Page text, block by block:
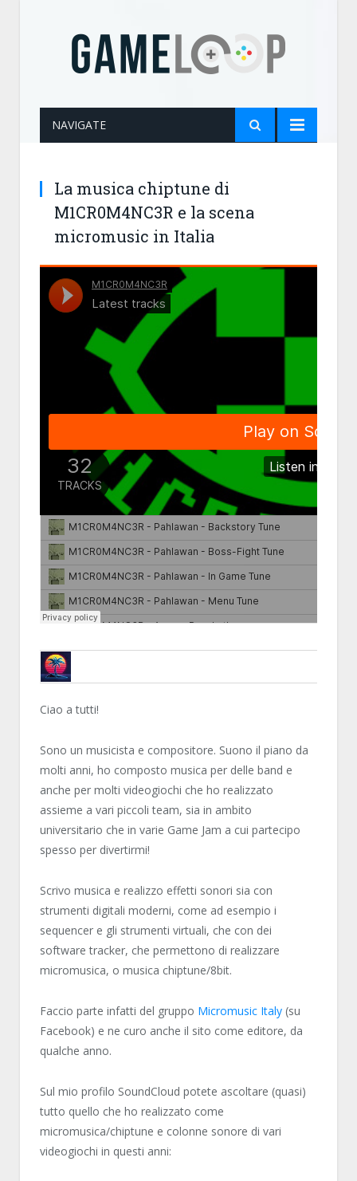
NAVIGATE
La musica chiptune di
M1CR0M4NC3R e la scena
micromusic in Italia
METARUJIN
Ciao a tutti!
Sono un musicista e compositore. Suono il piano da
molti anni, ho composto musica per delle band e
anche per molti videogiochi che ho realizzato
assieme a vari piccoli team, sia in ambito
universitario che in varie Game Jam a cui partecipo
spesso per divertirmi!
Scrivo musica e realizzo effetti sonori sia con
strumenti digitali moderni, come ad esempio i
sequencer e gli strumenti virtuali, che con dei
software tracker, che permettono di realizzare
micromusica, o musica chiptune/8bit.
Faccio parte infatti del gruppo Micromusic Italy (su
Facebook) e ne curo anche il sito come editore, da
qualche anno.
Sul mio profilo SoundCloud potete ascoltare (quasi)
tutto quello che ho realizzato come
micromusica/chiptune e colonne sonore di vari
videogiochi in questi anni: